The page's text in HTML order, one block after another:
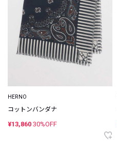
HERNO
コットンバンダナ
¥13,860 30%OFF